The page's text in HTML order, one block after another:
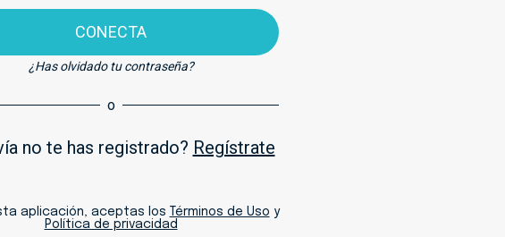
CONECTA
¿Has olvidado tu contraseña?
o
no te has registrado? Regístrate
aplicación, aceptas los Términos de Uso y
Política de privacidad